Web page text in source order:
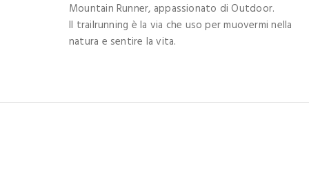
Mountain Runner, appassionato di Outdoor.
Il trailrunning è la via che uso per muovermi nella
natura e sentire la vita.